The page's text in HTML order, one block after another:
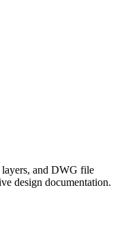
and DWG file
design documentation.